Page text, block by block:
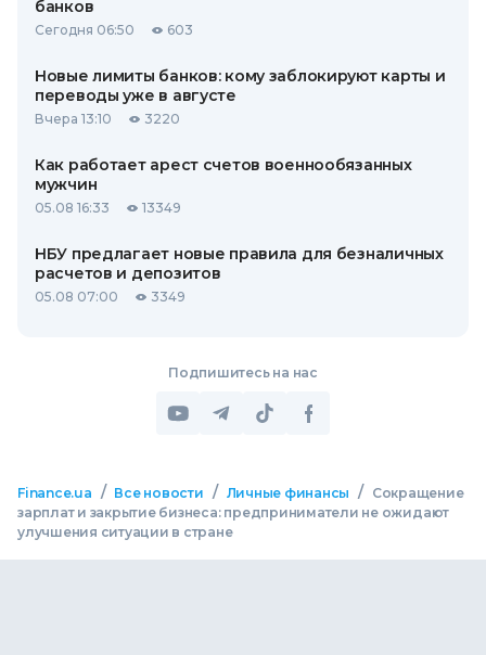
банков
Сегодня 06:50 603
Новые лимиты банков: кому заблокируют карты и
переводы уже в августе
Вчера 13:10 3220
Как работает арест счетов военнообязанных
мужчин
05.08 16:33 13349
НБУ предлагает новые правила для безналичных
расчетов и депозитов
05.08 07:00 3349
Подпишитесь на нас
Finance.ua / Все новости / Личные финансы /
Сокращение
зарплат и закрытие бизнеса: предприниматели не ожидают
улучшения ситуации в стране